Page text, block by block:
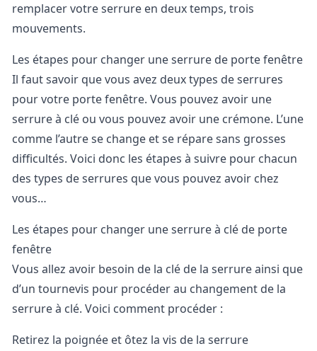
remplacer votre serrure en deux temps, trois
mouvements.
Les étapes pour changer une serrure de porte fenêtre
Il faut savoir que vous avez deux types de serrures
pour votre porte fenêtre. Vous pouvez avoir une
serrure à clé ou vous pouvez avoir une crémone. L’une
comme l’autre se change et se répare sans grosses
difficultés. Voici donc les étapes à suivre pour chacun
des types de serrures que vous pouvez avoir chez
vous…
Les étapes pour changer une serrure à clé de porte
fenêtre
Vous allez avoir besoin de la clé de la serrure ainsi que
d’un tournevis pour procéder au changement de la
serrure à clé. Voici comment procéder :
Retirez la poignée et ôtez la vis de la serrure